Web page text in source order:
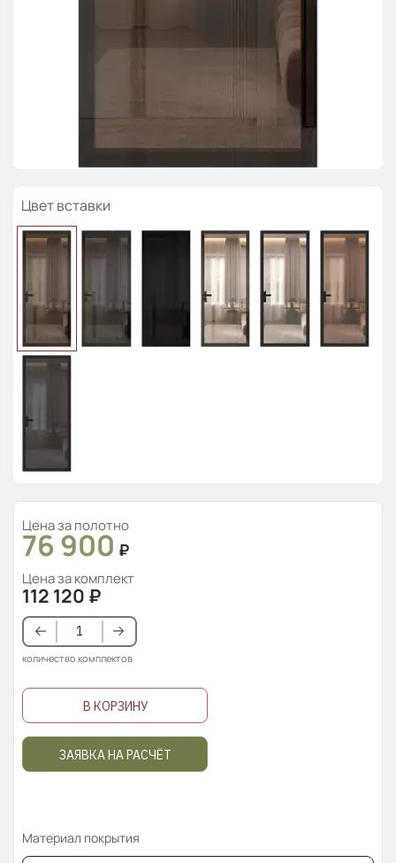
Цвет вставки
Цена за полотно
76 900 ₽
Цена за комплект
112 120 ₽
количество комплектов
В КОРЗИНУ
ЗАЯВКА НА РАСЧЁТ
Материал покрытия